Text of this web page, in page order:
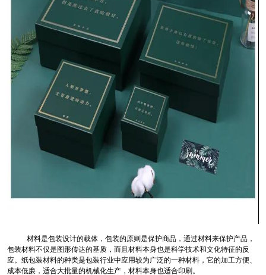
材料是包装设计的载体，包装的原则是保护商品，通过材料来保护产品，
包装材料不仅是图形传达的基质，而且材料本身也是科学技术和文化特征的反
应。纸包装材料的种类是包装行业中应用较为广泛的一种材料，它的加工方便、
成本低廉，适合大批量的机械化生产，材料本身也适合印刷。